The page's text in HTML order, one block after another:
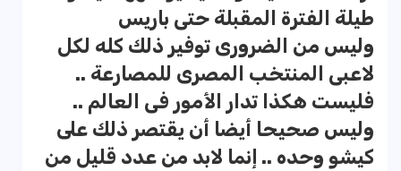
طيلة الفترة المقبلة حتى باريس
وليس من الضرورى توفير ذلك كله لكل
لاعبى المنتخب المصرى للمصارعة ..
فليست هكذا تدار الأمور فى العالم ..
وليس صحيحا أيضا أن يقتصر ذلك على
كيشو وحده .. إنما لابد من عدد قليل من